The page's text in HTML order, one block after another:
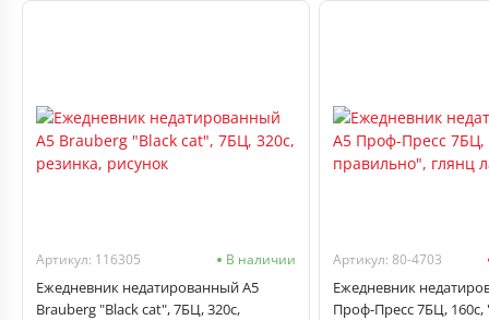
Артикул: 116305 В наличии
Ежедневник недатированный А5
Brauberg "Black cat", 7БЦ, 320с,
Артикул: 80-4703
Ежедневник
Проф-Пресс 7БЦ, 160с,